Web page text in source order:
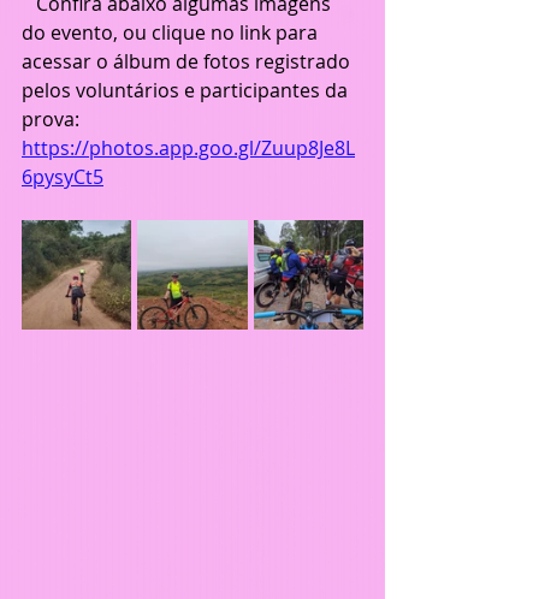
do evento, ou clique no link para
acessar o álbum de fotos registrado
pelos voluntários e participantes da
prova:
https://photos.app.goo.gl/Zuup8Je8L
6pysyCt5